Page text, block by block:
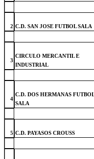
2 C.D. SAN JOSE FUTBOL SALA
3
CIRCULO MERCANTIL E
INDUSTRIAL
4
C.D. DOS HERMANAS FUTBOL
SALA
5 C.D. PAYASOS CROUSS